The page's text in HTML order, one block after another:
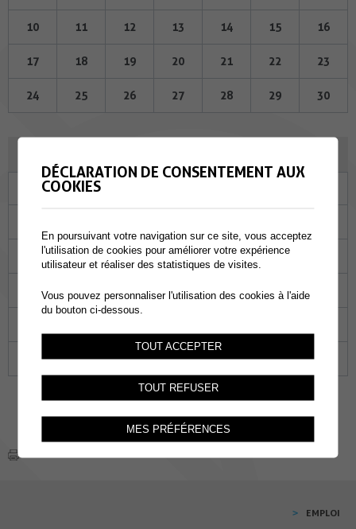
10 11 12 13 14 15 16
17 18 19 20 21 22 23
24 25 26 27 28 29 30
Ma
09 10 11 12 13
18 19 20
30 31 01 02 03
EMPLOI
DÉCLARATION DE CONSENTEMENT AUX
COOKIES
En poursuivant votre navigation sur ce site, vous acceptez
l'utilisation de cookies pour améliorer votre expérience
utilisateur et réaliser des statistiques de visites.
Vous pouvez personnaliser l'utilisation des cookies à l'aide
du bouton ci-dessous.
TOUT ACCEPTER
TOUT REFUSER
MES PRÉFÉRENCES